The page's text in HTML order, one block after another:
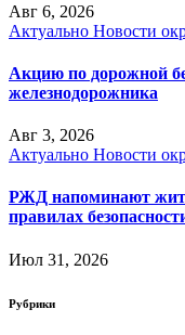
Авг 6, 2026
Актуально Новости
Акцию по дорожной
железнодорожника
Авг 3, 2026
Актуально Новости
РЖД напоминают
правилах
Июл 31, 2026
Рубрики